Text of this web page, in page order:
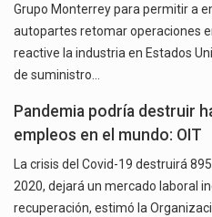
Grupo Monterrey para permitir a
autopartes retomar operaciones
reactive la industria en Estados
de suministro…
Pandemia podría destruir
empleos en el mundo: OIT
La crisis del Covid-19 destruirá
2020, dejará un mercado laboral
recuperación, estimó la